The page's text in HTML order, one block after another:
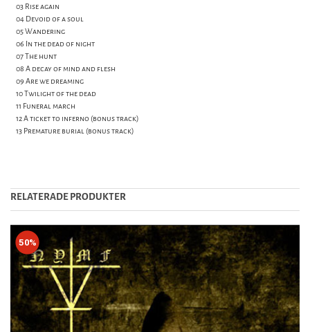
03 Rise again
04 Devoid of a soul
05 Wandering
06 In the dead of night
07 The hunt
08 A decay of mind and flesh
09 Are we dreaming
10 Twilight of the dead
11 Funeral march
12 A ticket to inferno (bonus track)
13 Premature burial (bonus track)
RELATERADE PRODUKTER
50%